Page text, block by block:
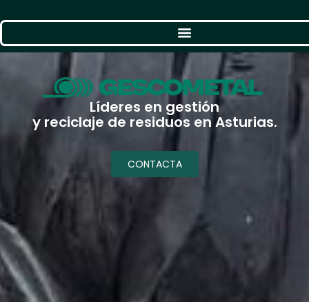
Líderes en gestión
y reciclaje de residuos en Asturias.
CONTACTA